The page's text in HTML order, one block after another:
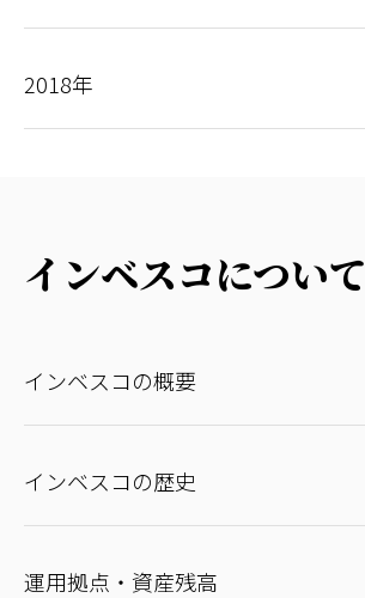
2018年
インベスコについて
インベスコの概要
インベスコの歴史
運用拠点・資産残高